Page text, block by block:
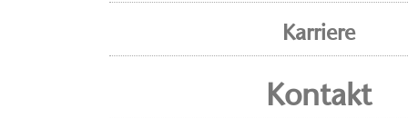
Karriere
Kontakt